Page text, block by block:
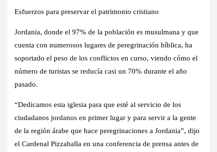
Esfuerzos para preservar el patrimonio cristiano
Jordania, donde el 97% de la población es musulmana y que
cuenta con numerosos lugares de peregrinación bíblica, ha
soportado el peso de los conflictos en curso, viendo cómo el
número de turistas se reducía casi un 70% durante el año
pasado.
“Dedicamos esta iglesia para que esté al servicio de los
ciudadanos jordanos en primer lugar y para servir a la gente
de la región árabe que hace peregrinaciones a Jordania”, dijo
el Cardenal Pizzaballa en una conferencia de prensa antes de